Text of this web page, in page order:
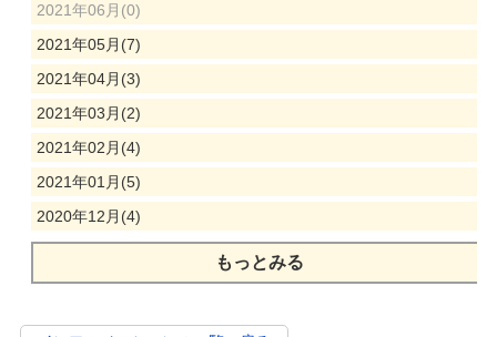
2021年06月(0)
2021年05月(7)
2021年04月(3)
2021年03月(2)
2021年02月(4)
2021年01月(5)
2020年12月(4)
もっとみる